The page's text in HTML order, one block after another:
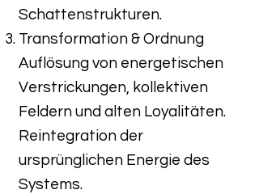
Schattenstrukturen.
Transformation & Ordnung
Auflösung von energetischen
Verstrickungen, kollektiven
Feldern und alten Loyalitäten.
Reintegration der
ursprünglichen Energie des
Systems.